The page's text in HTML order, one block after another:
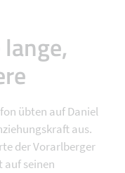
übten auf Daniel
aus.
der Vorarlberger
auf seinen